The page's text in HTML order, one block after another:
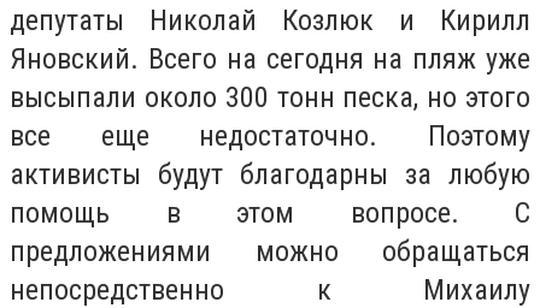
депутаты Николай Козлюк и Кирилл
Яновский. Всего на сегодня на пляж уже
высыпали около 300 тонн песка, но этого
все еще недостаточно. Поэтому
активисты будут благодарны за любую
помощь в этом вопросе. С
предложениями можно обращаться
непосредственно к Михаилу